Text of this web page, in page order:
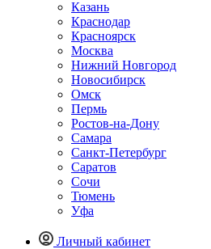
Казань
Краснодар
Красноярск
Москва
Нижний Новгород
Новосибирск
Омск
Пермь
Ростов-на-Дону
Самара
Санкт-Петербург
Саратов
Сочи
Тюмень
Уфа
Личный кабинет